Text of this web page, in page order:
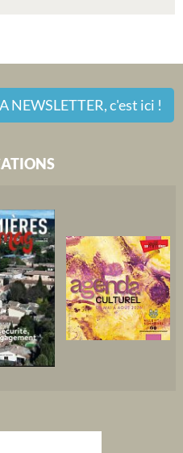
NEWSLETTER,c'est ici !